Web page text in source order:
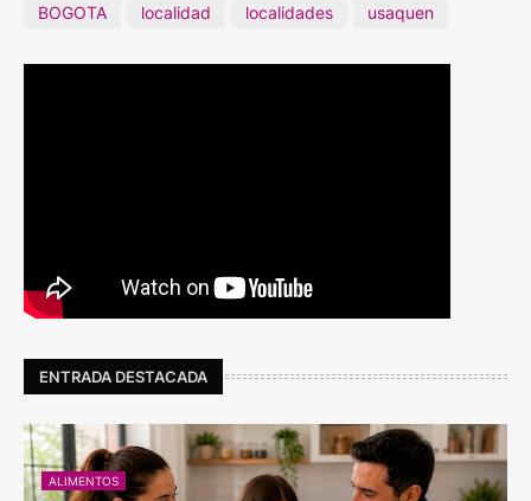
BOGOTA localidad localidades usaquen
ENTRADA DESTACADA
ALIMENTOS